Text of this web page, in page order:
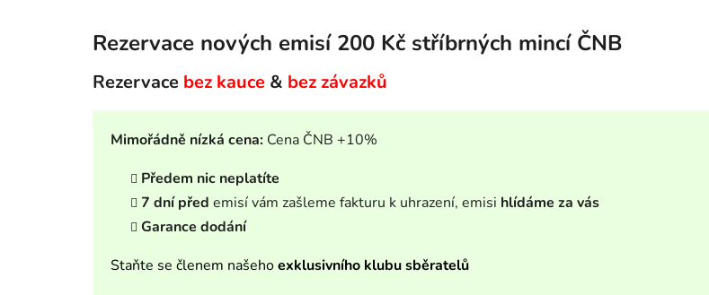
Rezervace nových emisí 200 Kč stříbrných mincí ČNB
Rezervace bez kauce & bez závazků
Mimořádně nízká cena: Cena ČNB +10%
Předem nic neplatíte
7 dní před emisí vám zašleme fakturu k uhrazení, emisi hlídáme za vás
Garance dodání
Staňte se členem našehoexklusivního klubu sběratelů